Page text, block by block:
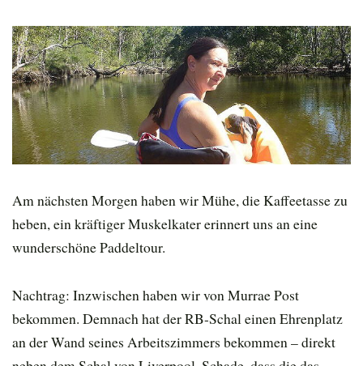
Am nächsten Morgen haben wir Mühe, die Kaffeetasse zu
heben, ein kräftiger Muskelkater erinnert uns an eine
wunderschöne Paddeltour.
Nachtrag: Inzwischen haben wir von Murrae Post
bekommen. Demnach hat der RB-Schal einen Ehrenplatz
an der Wand seines Arbeitszimmers bekommen – direkt